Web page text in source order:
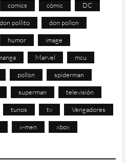
comics cómic DC
don pollito don pollon
humor image
Marvel mcu
pollon spiderman
superman televisión
tunos tv Vengadores
x-men xbox